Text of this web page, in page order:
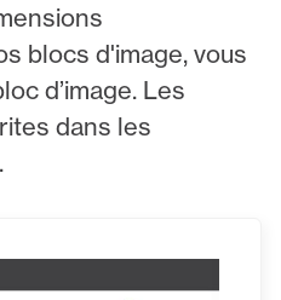
blocs d'image, vous
d’image. Les
dans les